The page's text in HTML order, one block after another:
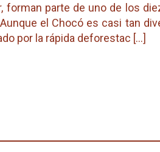
forman parte de uno de los
el Chocó es casi tan
por la rápida deforestac [...]